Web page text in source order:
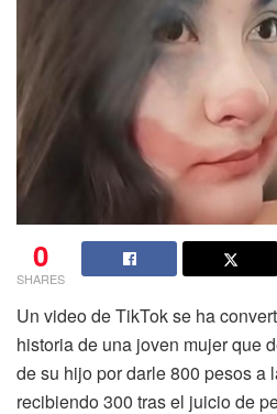
0
SHARES
Un video de TikTok se ha
historia de una joven mujer que
de su hijo por darle 800 pesos a
recibiendo 300 tras el juicio de